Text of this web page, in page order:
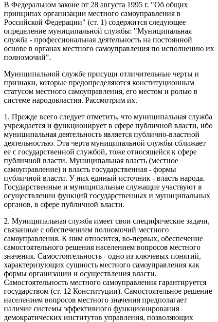
В Федеральном законе от 28 августа 1995 г. "Об общих
принципах организации местного самоуправления в
Российской Федерации" (ст. 1) содержится следующее
определение муниципальной службы: "Муниципальная
служба - профессиональная деятельность на постоянной
основе в органах местного самоуправления по исполнению их
полномочий".
Муниципальной службе присущи отличительные черты и
признаки, которые предопределяются конституционным
статусом местного самоуправления, его местом и ролью в
системе народовластия. Рассмотрим их.
1. Прежде всего следует отметить, что муниципальная служба
учреждается и функционирует в сфере публичной власти, ибо
муниципальная деятельность является публично-властной
деятельностью. Эта черта муниципальной службы сближает
ее с государственной службой, тоже относящейся к сфере
публичной власти. Муниципальная власть (местное
самоуправление) и власть государственная - формы
публичной власти. У них единый источник - власть народа.
Государственные и муниципальные служащие участвуют в
осуществлении функций государственных и муниципальных
органов, в сфере публичной власти.
2. Муниципальная служба имеет свои специфические задачи,
связанные с обеспечением полномочий местного
самоуправления. К ним относится, во-первых, обеспечение
самостоятельного решения населением вопросов местного
значения. Самостоятельность - одно из ключевых понятий,
характеризующих сущность местного самоуправления как
формы организации и осуществления власти.
Самостоятельность местного самоуправления гарантируется
государством (ст. 12 Конституции). Самостоятельное решение
населением вопросов местного значения предполагает
наличие системы эффективного функционирования
демократических институтов управления, позволяющих